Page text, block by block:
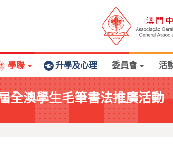
學聯 升學及心理 委員會 活
全澳學生毛筆書法推廣活動